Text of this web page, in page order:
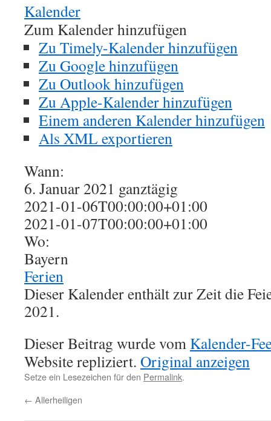
Kalender
Zum Kalender hinzufügen
Zu Timely-Kalender hinzufügen
Zu Google hinzufügen
Zu Outlook hinzufügen
Zu Apple-Kalender hinzufügen
Einem anderen Kalender hinzufügen
Als XML exportieren
Wann:
6. Januar 2021 ganztägig
2021-01-06T00:00:00+01:00
2021-01-07T00:00:00+01:00
Wo:
Bayern
Ferien
Dieser Kalender enthält zur Zeit die
2021.
Dieser Beitrag wurde vom Kalender-
Website repliziert. Original anzeigen
Setze ein Lesezeichen für den Permalink.
← Allerheiligen